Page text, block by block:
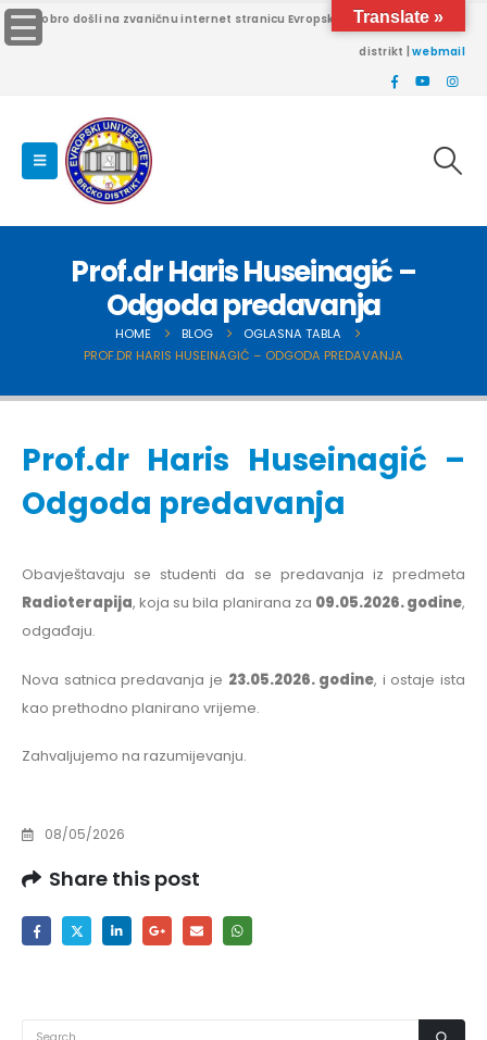
Dobro došli na zvaničnu internet stranicu Evropskog univerziteta Brčko
distrikt |webmail
Prof.dr Haris Huseinagić –
Odgoda predavanja
HOME BLOG
OGLASNA TABLA
PROF.DR HARIS HUSEINAGIĆ – ODGODA PREDAVANJA
Prof.dr Haris Huseinagić –
Odgoda predavanja
Obavještavaju se studenti da se predavanja iz predmeta
Radioterapija, koja su bila planirana za 09.05.2026. godine,
odgađaju.
Nova satnica predavanja je 23.05.2026. godine, i ostaje ista
kao prethodno planirano vrijeme.
Zahvaljujemo na razumijevanju.
08/05/2026
Share this post
Translate »